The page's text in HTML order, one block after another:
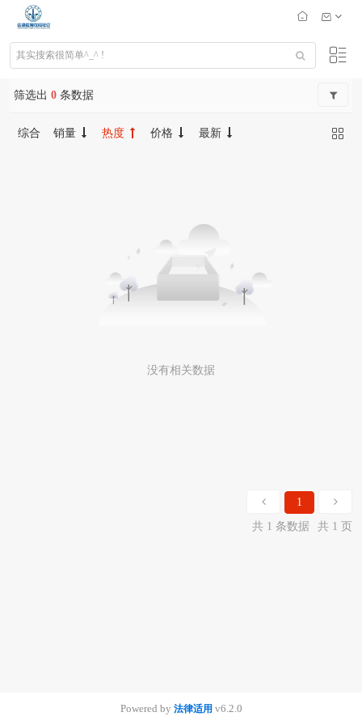
筛选出 0 条数据
综合 销量 热度 价格 最新
没有相关数据
1
共 1 条数据
共 1 页
Powered by 法律适用 v6.2.0